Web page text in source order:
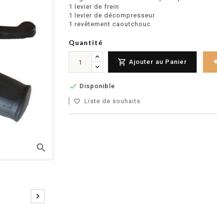
search

1 levier de frein
1 levier de décompresseur
1 revêtement caoutchouc
Quantité
 Ajouter au Panier
 Disponible
favorite_border Liste de souhaits